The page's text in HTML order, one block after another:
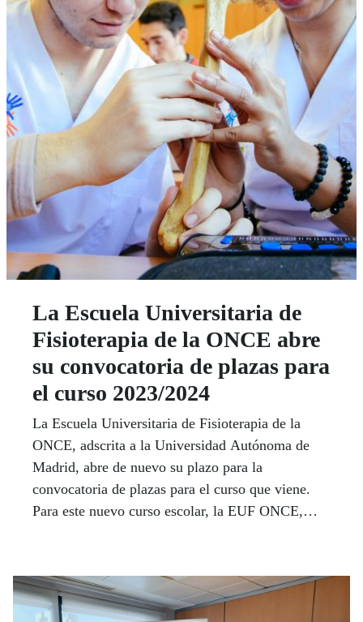
La Escuela Universitaria de
Fisioterapia de la ONCE abre
su convocatoria de plazas para
el curso 2023/2024
La Escuela Universitaria de Fisioterapia de la
ONCE, adscrita a la Universidad Autónoma de
Madrid, abre de nuevo su plazo para la
convocatoria de plazas para el curso que viene.
Para este nuevo curso escolar, la EUF ONCE,